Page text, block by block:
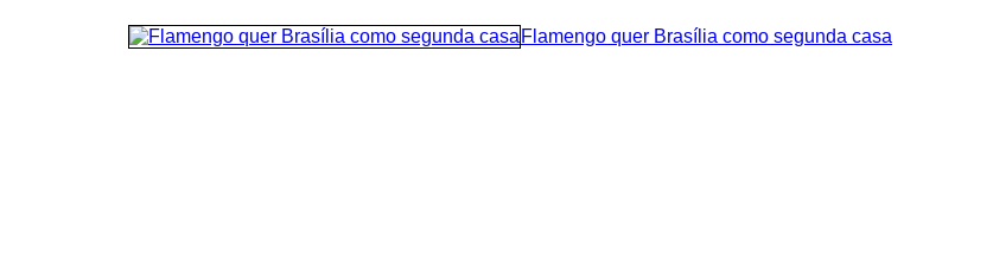
Flamengo quer Brasília como segunda casa